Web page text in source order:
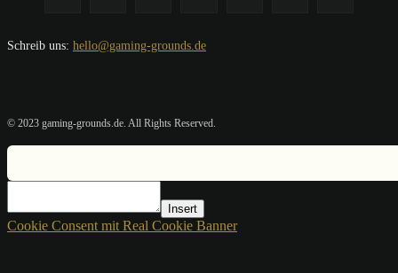
Schreib uns: hello@gaming-grounds.de
© 2023 gaming-grounds.de. All Rights Reserved.
Insert
Cookie Consent mit Real Cookie Banner